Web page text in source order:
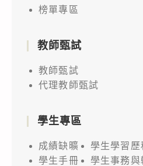
榜單專區
教師甄試
教師甄試
代理教師甄試
學生專區
成績缺曠
學生學習歷
學生手冊
學生事務與